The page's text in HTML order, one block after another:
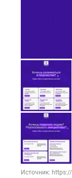
Источник: